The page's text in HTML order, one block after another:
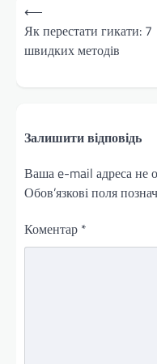
записів
⟵
Як перестати гикати: 7
швидких методів
Залишити відповідь
Ваша e-mail адреса не
Обов’язкові поля
Коментар *